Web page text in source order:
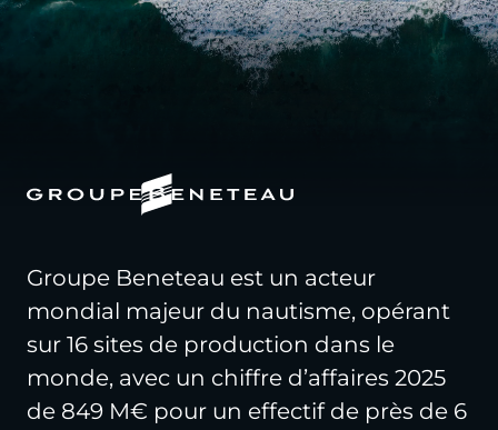
Groupe Beneteau est un acteur
mondial majeur du nautisme, opérant
sur 16 sites de production dans le
monde, avec un chiffre d’affaires 2025
de 849 M€ pour un effectif de près de 6